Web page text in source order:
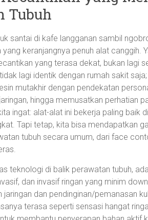
Tubuh
santai di kafe langganan sambil
keranjangnya penuh alat canggih.
yang terasa dekat, bukan lagi
lagi identik dengan rumah sakit
mutakhir dengan pendekatan
hingga memusatkan perhatian
ingat: alat-alat ini bekerja paling
Tapi tetap, kita bisa mendapatkan
tubuh secara umum, dari face
teknologi di balik perawatan tubuh,
dan invasif ringan yang minim
jaringan dan pendinginan/pemanasan
terasa seperti sensasi hangat